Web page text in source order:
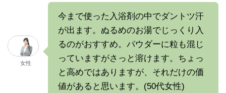
女性
今まで使った入浴剤の中でダントツ汗
が出ます。ぬるめのお湯でじっくり入
るのがおすすめ。パウダーに粒も混じ
っていますがさっと溶けます。ちょっ
と高めではありますが、それだけの価
値があると思います。(50代女性)